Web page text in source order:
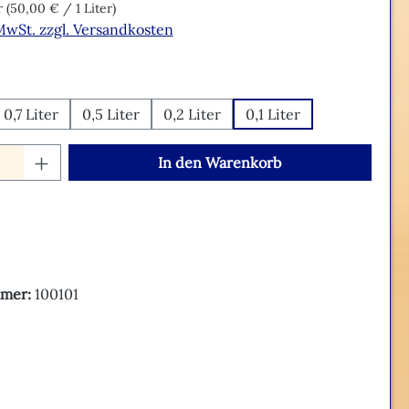
(50,00 € / 1 Liter)
zzgl. Versandkosten
0,7 Liter 0,5 Liter 0,2 Liter 0,1 Liter
Anzahl: Gib den gewünschten Wert
In den Warenkorb
100101